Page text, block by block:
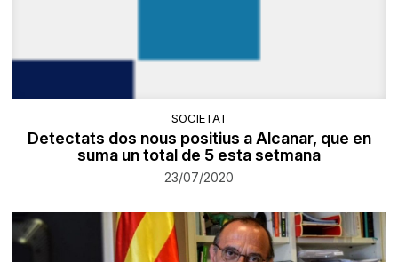
SOCIETAT
Detectats dos nous positius a Alcanar, que en
suma un total de 5 esta setmana
23/07/2020